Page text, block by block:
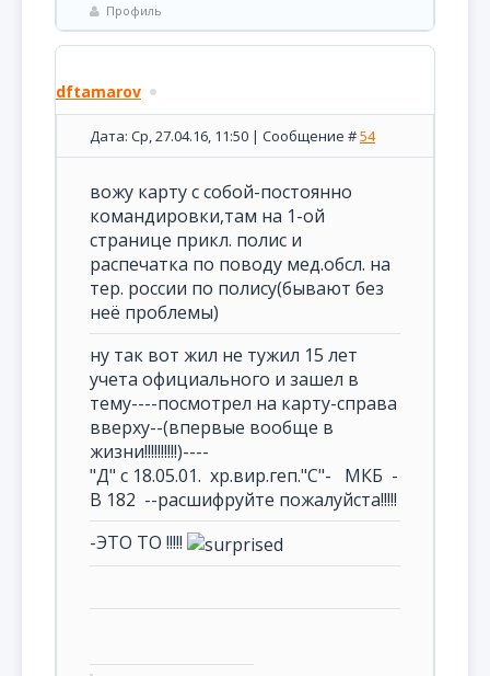
Профиль
dftamarov
Дата: Ср, 27.04.16, 11:50 | Сообщение #54
вожу карту с собой-постоянно
командировки,там на 1-ой
странице прикл. полис и
распечатка по поводу мед.обсл. на
тер. россии по полису(бывают без
неё проблемы)
ну так вот жил не тужил 15 лет
учета официального и зашел в
тему----посмотрел на карту-справа
вверху--(впервые вообще в
жизни!!!!!!!!!!)----
"Д" с 18.05.01. хр.вир.геп."С"- МКБ -
В 182 --расшифруйте пожалуйста!!!!!
-ЭТО ТО !!!!!